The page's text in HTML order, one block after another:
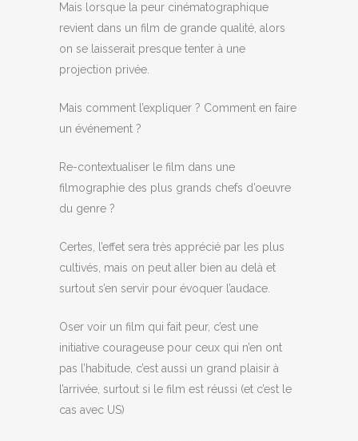
Mais lorsque la peur cinématographique
revient dans un film de grande qualité, alors
on se laisserait presque tenter à une
projection privée.
Mais comment l’expliquer ? Comment en faire
un événement ?
Re-contextualiser le film dans une
filmographie des plus grands chefs d’oeuvre
du genre ?
Certes, l’effet sera très apprécié par les plus
cultivés, mais on peut aller bien au delà et
surtout s’en servir pour évoquer l’audace.
Oser voir un film qui fait peur, c’est une
initiative courageuse pour ceux qui n’en ont
pas l’habitude, c’est aussi un grand plaisir à
l’arrivée, surtout si le film est réussi (et c’est le
cas avec US)